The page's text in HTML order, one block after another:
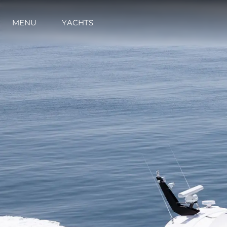
MENU YACHTS
Informazioni
Mappa Del Sito
Contatti
Cookies